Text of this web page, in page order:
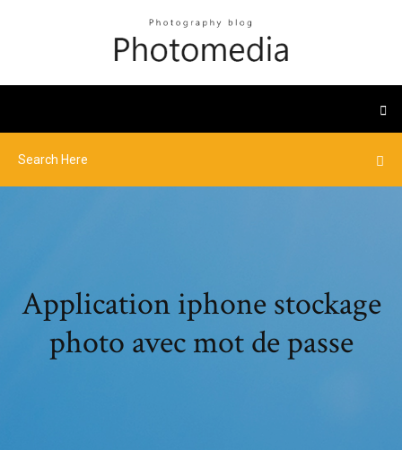
Application iphone stockage
photo avec mot de passe